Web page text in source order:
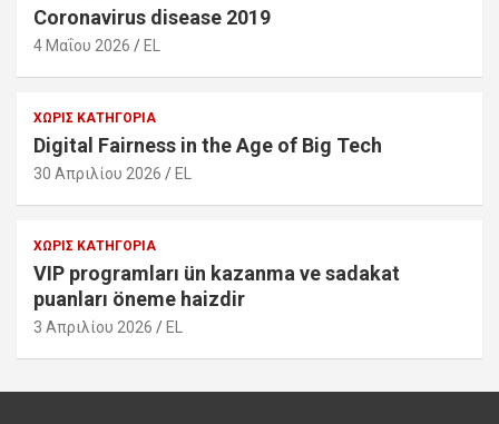
Coronavirus disease 2019
4 Μαΐου 2026 EL
ΧΩΡΊΣ ΚΑΤΗΓΟΡΊΑ
Digital Fairness in the Age of Big Tech
30 Απριλίου 2026 EL
ΧΩΡΊΣ ΚΑΤΗΓΟΡΊΑ
VIP programları ün kazanma ve sadakat
puanları öneme haizdir
3 Απριλίου 2026 EL